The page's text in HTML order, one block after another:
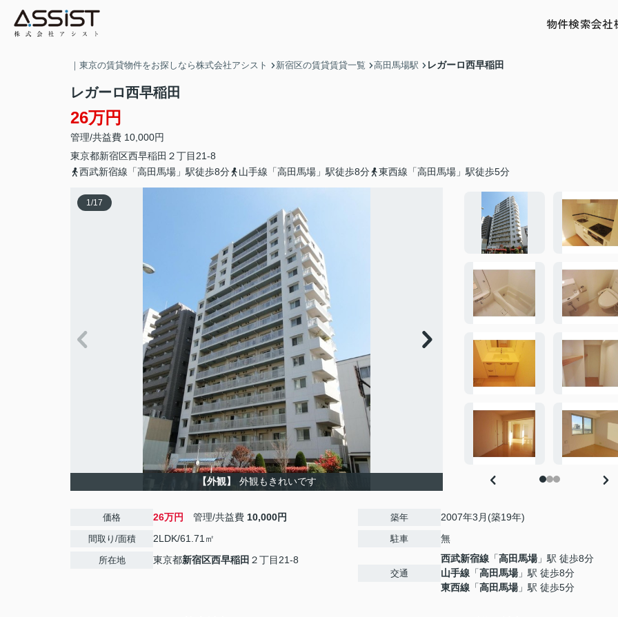
物件検索会社
｜東京の賃貸物件をお探しなら株式会社アシスト 新宿区の賃貸賃貸一覧 高田馬場駅 レガーロ西早稲田
レガーロ西早稲田
26万円
管理/共益費 10,000円
東京都新宿区西早稲田 ２丁目21-8
西武新宿線「高田馬場」駅徒歩8分
山手線「高田馬場」駅徒歩8分 東西線「高田馬場」駅徒歩5分
1/17
【外観】 外観もきれいです
価格 26万円 管理/共益費 10,000円
間取り/面積 2LDK/61.71㎡
所在地 東京都新宿区西早稲田 ２丁目21-8
築年 2007年3月(築19年)
駐車 無
交通
西武新宿線 「高田馬場」駅 徒歩8分
山手線 「高田馬場」駅 徒歩8分
東西線 「高田馬場」駅 徒歩5分